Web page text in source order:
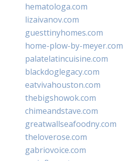
hematologa.com
lizaivanov.com
guesttinyhomes.com
home-plow-by-meyer.com
palatelatincuisine.com
blackdoglegacy.com
eatvivahouston.com
thebigshowok.com
chimeandstave.com
greatwallseafoodny.com
theloverose.com
gabriovoice.com